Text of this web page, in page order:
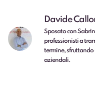
Davide
Sposato con
professionisti a
termine, sfruttando
aziendali.